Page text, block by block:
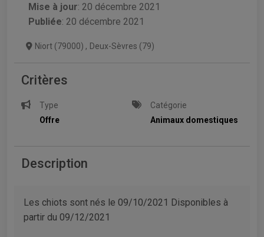
Mise à jour: 20 décembre 2021
Publiée: 20 décembre 2021
Niort (79000) , Deux-Sèvres (79)
Critères
Type
Offre
Catégorie
Animaux domestiques
Description
Les chiots sont nés le 09/10/2021 Disponibles à
partir du 09/12/2021